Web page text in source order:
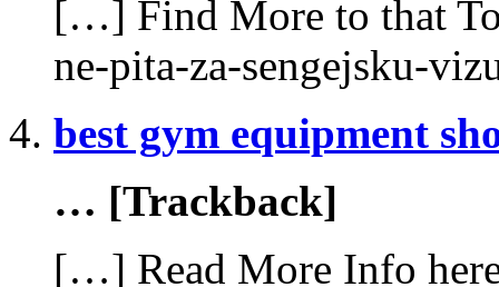
[…] Find More to that
ne-pita-za-sengejsku-
best gym equipment
… [Trackback]
[…] Read More Info